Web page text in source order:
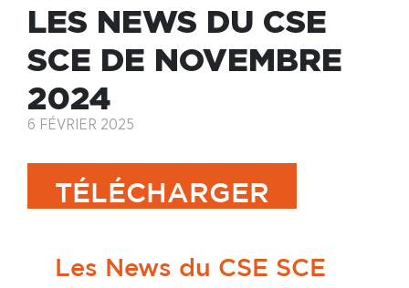
LES NEWS DU CSE
SCE DE NOVEMBRE
2024
6 FÉVRIER 2025
TÉLÉCHARGER
Les News du CSE SCE